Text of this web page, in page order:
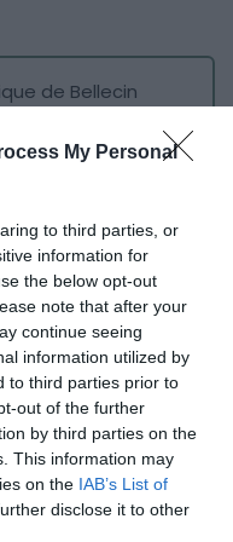
My Personal
to third parties, or
information for
the below opt-out
note that after your
continue seeing
information utilized by
to third parties prior to
out of the further
by third parties on the
This information may
on the IAB’s List of
disclose it to other
de Bellecin
jusqu’à la
deux belvédères
;
départementale ;